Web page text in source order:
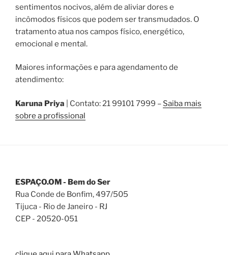
sentimentos nocivos, além de aliviar dores e
incômodos físicos que podem ser transmudados. O
tratamento atua nos campos físico, energético,
emocional e mental.
Maiores informações e para agendamento de
atendimento:
Karuna Priya | Contato: 21 99101 7999 – Saiba mais
sobre a profissional
ESPAÇO.OM - Bem do Ser
Rua Conde de Bonfim, 497/505
Tijuca - Rio de Janeiro - RJ
CEP - 20520-051